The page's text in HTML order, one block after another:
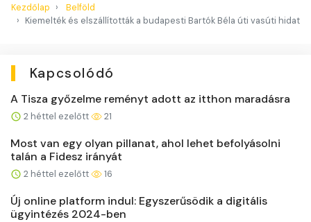
Kezdőlap
Belföld
Kiemelték és elszállították a budapesti Bartók Béla úti vasúti hidat
Kapcsolódó
A Tisza győzelme reményt adott az itthon maradásra
2 héttel ezelőtt 21
Most van egy olyan pillanat, ahol lehet befolyásolni
talán a Fidesz irányát
2 héttel ezelőtt 16
Új online platform indul: Egyszerűsödik a digitális
ügyintézés 2024-ben